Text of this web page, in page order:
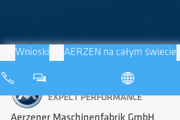
Wnioski AERZEN na całym świecie